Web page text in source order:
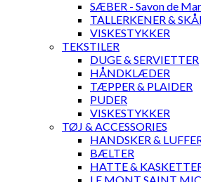
SÆBER - Savon de
TALLERKENER &
VISKESTYKKER
TEKSTILER
DUGE & SERVIETTER
HÅNDKLÆDER
TÆPPER & PLAIDER
PUDER
VISKESTYKKER
TØJ & ACCESSORIES
HANDSKER &
BÆLTER
HATTE &